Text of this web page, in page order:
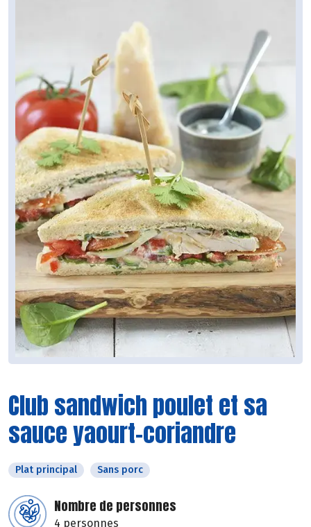
Club sandwich poulet et sa
sauce yaourt-coriandre
Plat principal Sans porc
Nombre de personnes
4 personnes